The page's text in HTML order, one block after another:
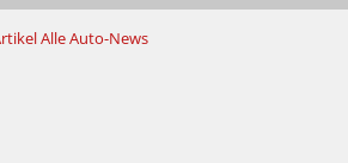
Alle Auto-News